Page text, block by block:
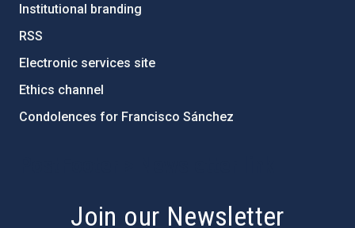
Institutional branding
RSS
Electronic services site
Ethics channel
Condolences for Francisco Sánchez
Join our Newsletter